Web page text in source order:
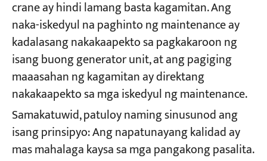
crane ay hindi lamang basta kagamitan. Ang
naka-iskedyul na paghinto ng maintenance ay
kadalasang nakakaapekto sa pagkakaroon ng
isang buong generator unit, at ang pagiging
maaasahan ng kagamitan ay direktang
nakakaapekto sa mga iskedyul ng maintenance.
Samakatuwid, patuloy naming sinusunod ang
isang prinsipyo: Ang napatunayang kalidad ay
mas mahalaga kaysa sa mga pangakong pasalita.